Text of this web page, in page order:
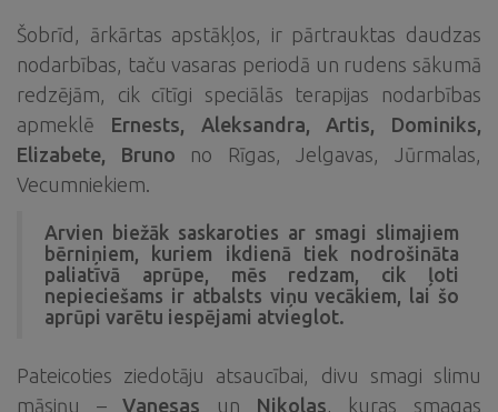
Šobrīd, ārkārtas apstākļos, ir pārtrauktas daudzas
nodarbības, taču vasaras periodā un rudens sākumā
redzējām, cik cītīgi speciālās terapijas nodarbības
apmeklē Ernests, Aleksandra, Artis, Dominiks,
Elizabete, Bruno no Rīgas, Jelgavas, Jūrmalas,
Vecumniekiem.
Arvien biežāk saskaroties ar smagi slimajiem
bērniņiem, kuriem ikdienā tiek nodrošināta
paliatīvā aprūpe, mēs redzam, cik ļoti
nepieciešams ir atbalsts viņu vecākiem, lai šo
aprūpi varētu iespējami atvieglot.
Pateicoties ziedotāju atsaucībai, divu smagi slimu
māsiņu –Vanesas un Nikolas, kuras smagas